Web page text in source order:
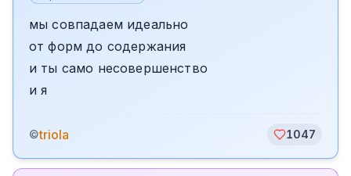
мы совпадаем идеально
от форм до содержания
и ты само несовершенство
и я
©triola 1047